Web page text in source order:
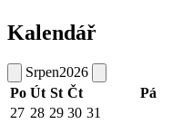
Kalendář
Srpen2026
Po Út St Čt Pá
27 28 29 30 31